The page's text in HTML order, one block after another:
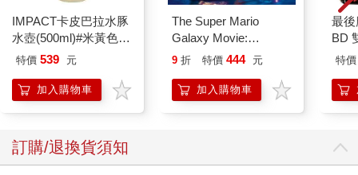
車。善祥卻突然指著路旁的交通標誌，激動的大喊：「繼續開！
這裡『禁止臨時停車』！」她這才驚訝的發現，原來小善祥不僅
會發音，還已經懂得那些字的意思。
五歲，善祥已學會所有的高中數學，這一方面歸功於母親的
有問必答，另一方面則要感謝史丹福大學專為善祥這樣的孩子所
設立的「資優青少年教育方案」。善祥對玩具幾乎未曾顯露出什
並閱讀所有能接觸到的讀物。或者該說，他母親所能提供的讀
物。周美淑盡力為兒子張羅書籍，最後還給了他一套百科全書，
IMPACT卡皮巴拉水豚
水壺(500ml)#米黃色
IM00B18YL
特價 539 元
加入購物車
The Super Mario
Galaxy Movie:
Peach`s Birthday
Mario Galaxy Movie
Storybook
9 折 特價 444 元
加入購物車
最
BD
特價
訂購/退換貨須知